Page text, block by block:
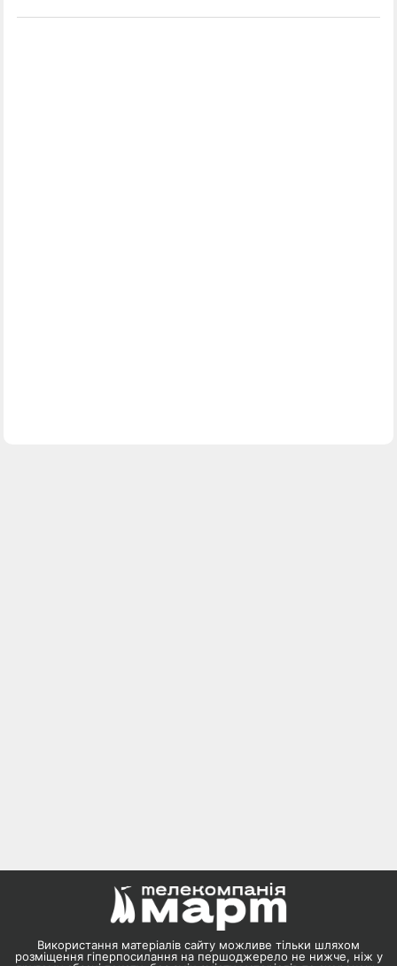
Використання матеріалів сайту можливе тільки шляхом
розміщення гіперпосилання на першоджерело не нижче, ніж у